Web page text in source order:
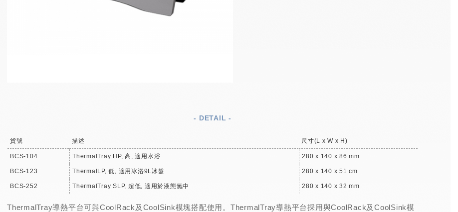
- DETAIL -
貨號 描述 尺寸(L x W x H)
BCS-104 ThermalTray HP, 高, 適用水浴 280 x 140 x 86 mm
BCS-123 ThermalLP, 低, 適用冰浴9L冰盤 280 x 140 x 51 cm
BCS-252 ThermalTray SLP, 超低, 適用於液態氮中 280 x 140 x 32 mm
ThermalTray導熱平台可與CoolRack及CoolSink模塊搭配使用。ThermalTray導熱平台採用與CoolRack及CoolSink模